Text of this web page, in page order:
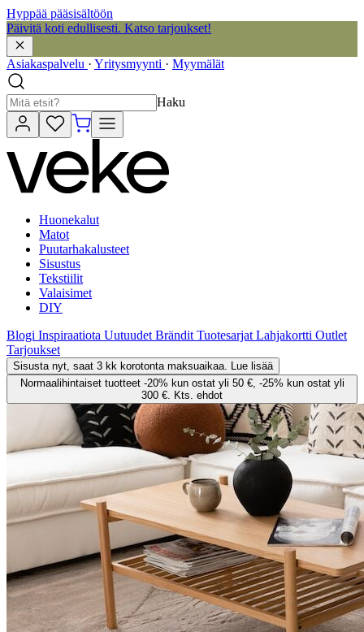
Hyppää pääsisältöön
Päivitä koti edullisesti. Katso tarjoukset!
Asiakaspalvelu · Yritysmyynti · Myymälät
Haku
Huonekalut
Matot
Puutarhakalusteet
Sisustus
Tekstiilit
Valaisimet
DIY
Blogi Inspiraatiota Uutuudet Brändit Tuotesarjat Lahjakortti Outlet
Tarjoukset
Sisusta nyt, saat 3 kk korotonta maksuaikaa. Lue lisää
Normaalihintaiset tuotteet -20% kun ostat yli 50 €, -25% kun ostat yli
300 €. Kts. ehdot